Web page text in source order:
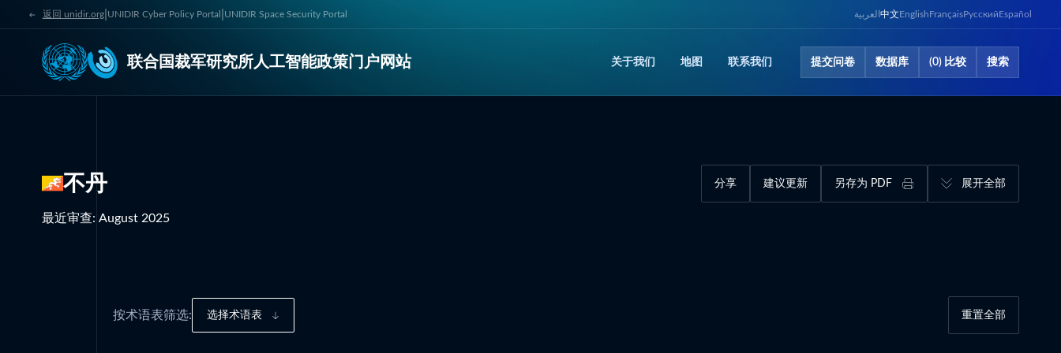
返回 unidir.org| UNIDIR Cyber Policy Portal UNIDIR Space Security Portal العربية 中文EnglishFrançaisРусскийEspañol
联合国裁军研究所人工智能政策门户网站 关于我们 地图​ 联系​我们 提交问卷​ 数据库​ (0) 比较 搜索
不丹
最近审查: August 2025
分享 建议更新 另存为 PDF 展开全部
按术语表筛选: 选择术语表 重置全部